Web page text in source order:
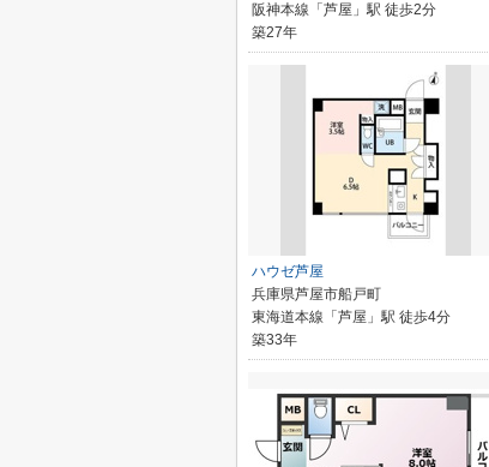
阪神本線「芦屋」駅 徒歩2分
築27年
ハウゼ芦屋
兵庫県芦屋市船戸町
東海道本線「芦屋」駅 徒歩4分
築33年